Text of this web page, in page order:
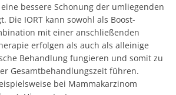
bessere Schonung der umliegenden
Die IORT kann sowohl als Boost-
mit einer anschließenden
erfolgen als auch als alleinige
Behandlung fungieren und somit zu
Gesamtbehandlungszeit führen.
bei Mammakarzinom